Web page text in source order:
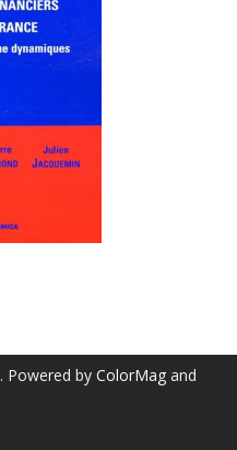
. Powered by ColorMag and